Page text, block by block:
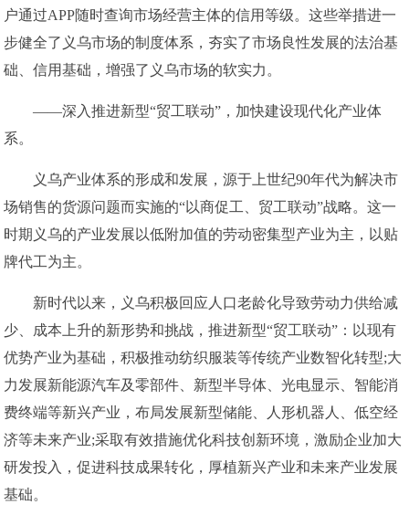
户通过APP随时查询市场经营主体的信用等级。这些举措进一
步健全了义乌市场的制度体系，夯实了市场良性发展的法治基
础、信用基础，增强了义乌市场的软实力。
——深入推进新型“贸工联动”，加快建设现代化产业体
系。
义乌产业体系的形成和发展，源于上世纪90年代为解决市
场销售的货源问题而实施的“以商促工、贸工联动”战略。这一
时期义乌的产业发展以低附加值的劳动密集型产业为主，以贴
牌代工为主。
新时代以来，义乌积极回应人口老龄化导致劳动力供给减
少、成本上升的新形势和挑战，推进新型“贸工联动”：以现有
优势产业为基础，积极推动纺织服装等传统产业数智化转型;大
力发展新能源汽车及零部件、新型半导体、光电显示、智能消
费终端等新兴产业，布局发展新型储能、人形机器人、低空经
济等未来产业;采取有效措施优化科技创新环境，激励企业加大
研发投入，促进科技成果转化，厚植新兴产业和未来产业发展
基础。